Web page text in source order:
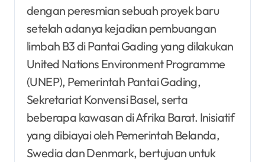
dengan peresmian sebuah proyek baru
setelah adanya kejadian pembuangan
limbah B3 di Pantai Gading yang dilakukan
United Nations Environment Programme
(UNEP), Pemerintah Pantai Gading,
Sekretariat Konvensi Basel, serta
beberapa kawasan di Afrika Barat. Inisiatif
yang dibiayai oleh Pemerintah Belanda,
Swedia dan Denmark, bertujuan untuk